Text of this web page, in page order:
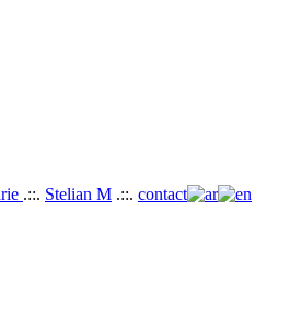
.::. Stelian M .::. contact